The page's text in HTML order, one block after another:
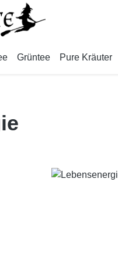
Grüntee Pure Kräuter